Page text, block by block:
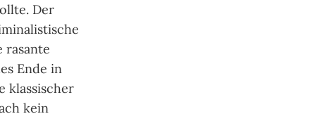
Der
rasan­te
Ende in
klas­si­scher
kein